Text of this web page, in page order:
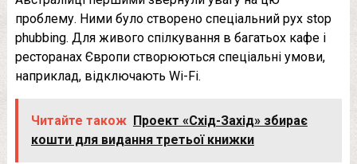
проблему. Ними було створено спеціальний рух stop
phubbing. Для живого спілкування в багатьох кафе і
ресторанах Європи створюються спеціальні умови,
наприклад, відключають Wі-Fі.
Читайте також Проект «Схід-Захід» збирає
кошти для видання третьої книжки